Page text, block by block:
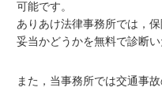
可能です。
ありあけ法律事務所では，
妥当かどうかを無料で診断い
また， 当事務所では交通事